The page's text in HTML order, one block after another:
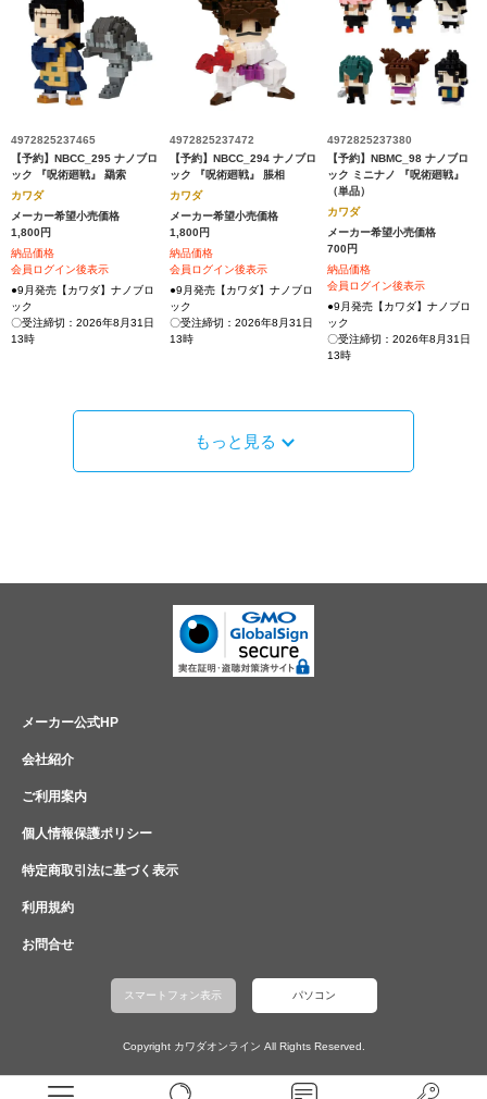
4972825237465
【予約】NBCC_295 ナノブロ
ック 『呪術廻戦』 羂索
カワダ
メーカー希望小売価格
1,800円
納品価格
会員ログイン後表示
●9月発売【カワダ】ナノブロ
ック
〇受注締切：2026年8月31日
13時
4972825237472
【予約】NBCC_294 ナノブロ
ック 『呪術廻戦』 脹相
カワダ
メーカー希望小売価格
1,800円
納品価格
会員ログイン後表示
●9月発売【カワダ】ナノブロ
ック
〇受注締切：2026年8月31日
13時
4972825237380
【予約】NBMC_98 ナノブロ
ック ミニナノ 『呪術廻戦』
（単品）
カワダ
メーカー希望小売価格
700円
納品価格
会員ログイン後表示
●9月発売【カワダ】ナノブロ
ック
〇受注締切：2026年8月31日
13時
もっと見る
メーカー公式HP
会社紹介
ご利用案内
個人情報保護ポリシー
特定商取引法に基づく表示
利用規約
お問合せ
スマートフォン表示 パソコン
Copyright カワダオンライン All Rights Reserved.